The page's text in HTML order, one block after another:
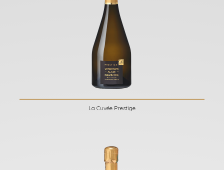
La Cuvée Prestige